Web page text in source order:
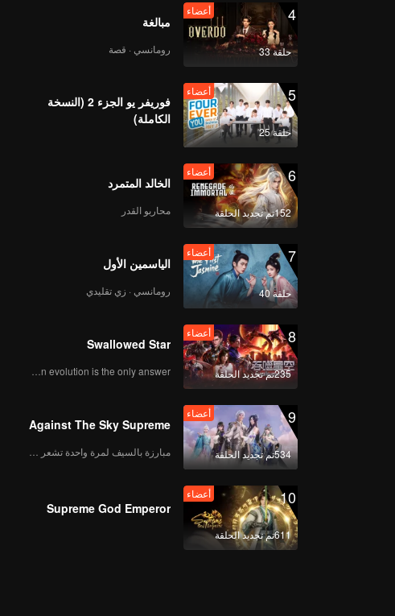
4
حلقة 33
أعضاء
مبالغة
رومانسي · قصة
5
حلقة 25
أعضاء
فوريفر يو الجزء 2 (النسخة
الكاملة)
6
152تم تجديد الحلقة
أعضاء
الخالد المتمرد
محاربو القدر
7
حلقة 40
أعضاء
الياسمين الأول
رومانسي · زي تقليدي
8
235تم تجديد الحلقة
أعضاء
Swallowed Star
Human evolution is the only answer.
9
534تم تجديد الحلقة
أعضاء
Against The Sky Supreme
10
611تم تجديد الحلقة
أعضاء
Supreme God Emperor